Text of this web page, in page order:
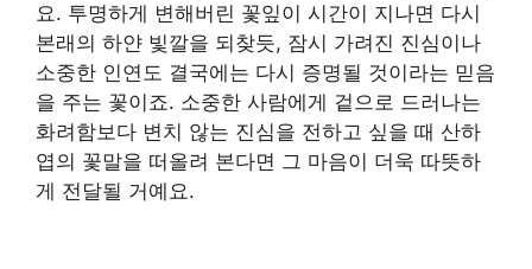
요. 투명하게 변해버린 꽃잎이 시간이 지나면 다시
본래의 하얀 빛깔을 되찾듯, 잠시 가려진 진심이나
소중한 인연도 결국에는 다시 증명될 것이라는 믿음
을 주는 꽃이죠. 소중한 사람에게 겉으로 드러나는
화려함보다 변치 않는 진심을 전하고 싶을 때 산하
엽의 꽃말을 떠올려 본다면 그 마음이 더욱 따뜻하
게 전달될 거예요.